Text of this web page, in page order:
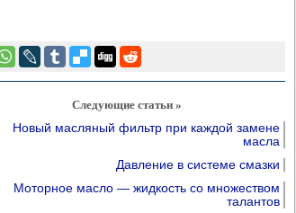
Следующие статьи »
Новый масляный фильтр при каждой замене
масла
Давление в системе смазки
Моторное масло — жидкость со множеством
талантов